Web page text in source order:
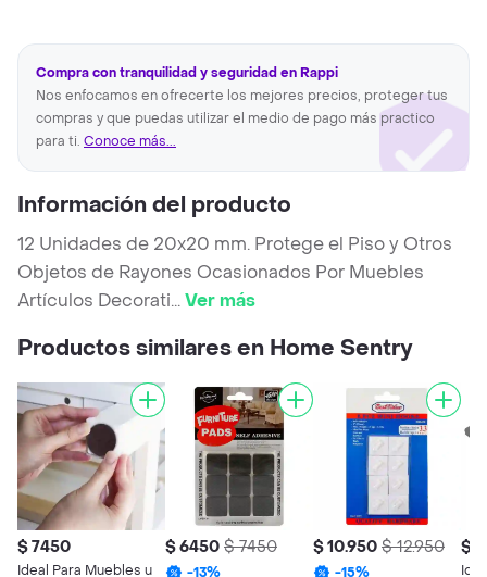
Compra con tranquilidad y seguridad en Rappi
Nos enfocamos en ofrecerte los mejores precios, proteger tus
compras y que puedas utilizar el medio de pago más practico
para ti. Conoce más...
Información del producto
12 Unidades de 20x20 mm. Protege el Piso y Otros
Objetos de Rayones Ocasionados Por Muebles
Artículos Decorati...Ver más
Productos similares en Home Sentry
$ 7450
Ideal Para Muebles u
$ 6450 $ 7450
-13%
$ 10.950 $ 12.950
-15%
$